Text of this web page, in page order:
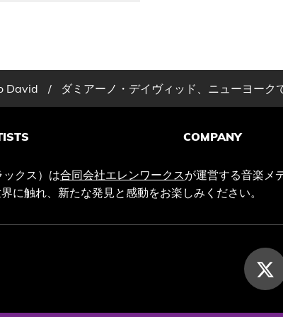
David / ダミアーノ・デイヴィッド、ニューヨー
COMPANY
クス）は合同会社エレンワークスが運営する音楽メ
に触れ、新たな発見と感動をお楽しみください。